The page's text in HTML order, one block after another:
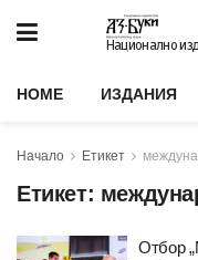
Национално
HOME ИЗДАНИЯ
Начало Етикет
Етикет:
Отбор